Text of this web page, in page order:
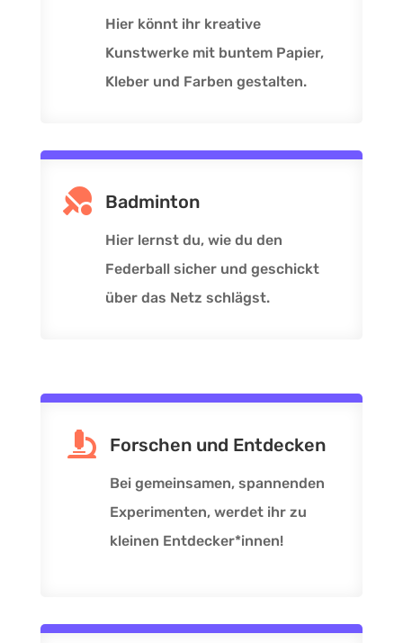
Hier könnt ihr kreative
Kunstwerke mit buntem Papier,
Kleber und Farben gestalten.
 Badminton
Hier lernst du, wie du den
Federball sicher und geschickt
über das Netz schlägst.
 Forschen und Entdecken
Bei gemeinsamen, spannenden
Experimenten, werdet ihr zu
kleinen Entdecker*innen!